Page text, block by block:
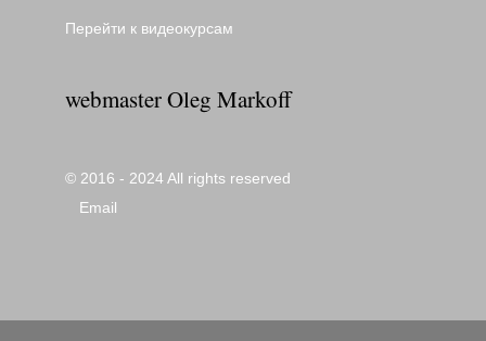
Перейти к видеокурсам
webmaster Oleg Markoff
© 2016 - 2024 All rights reserved
Email